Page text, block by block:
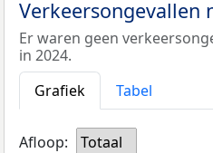
Verkeersongevallen
Er waren geen
in 2024.
Grafiek
Tabel
Afloop: Totaal